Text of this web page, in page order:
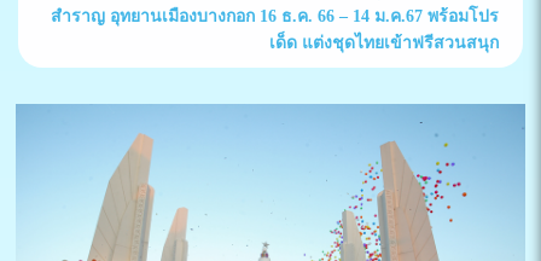
สำราญ อุทยานเมืองบางกอก 16 ธ.ค. 66 – 14 ม.ค.67 พร้อมโปร
เด็ด แต่งชุดไทยเข้าฟรีสวนสนุก